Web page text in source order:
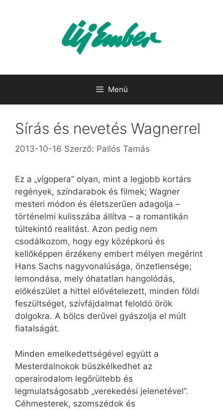
Menü
Sírás és nevetés Wagnerrel
2013-10-16 Szerző: Pallós Tamás
Ez a „vígopera” olyan, mint a legjobb kortárs
regények, színdarabok és filmek; Wagner
mesteri módon és életszerűen adagolja –
történelmi kulisszába állítva – a romantikán
túltekintő realitást. Azon pedig nem
csodálkozom, hogy egy középkorú és
kellőképpen érzékeny embert mélyen megérint
Hans Sachs nagyvonalúsága, önzetlensége;
lemondása, mely óhatatlan hangolódás,
előkészület a hittel elővételezett, minden földi
feszültséget, szívfájdalmat feloldó örök
dolgokra. A bölcs derűvel gyászolja el múlt
fiatalságát.
Minden emelkedettségével együtt a
Mesterdalnokok büszkélkedhet az
operairodalom legőrültebb és
legmulatságosabb „verekedési jelenetével”.
Céhmesterek, szomszédok és